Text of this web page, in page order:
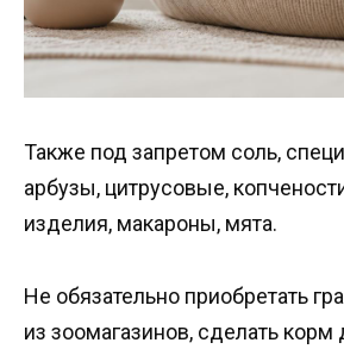
Также под запретом соль,
арбузы, цитрусовые,
изделия, макароны, мята.
Не обязательно приобретать
из зоомагазинов, сделать